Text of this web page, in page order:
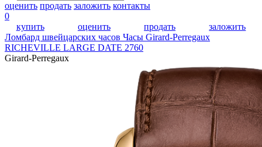
оценить продать заложить контакты
0
купить
оценить продать
заложить
Ломбард швейцарских часов Часы Girard-Perregaux
RICHEVILLE LARGE DATE 2760
Girard-Perregaux